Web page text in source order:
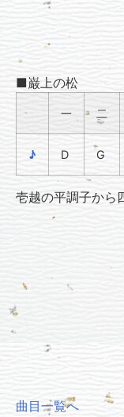
■巌上の松
一 二
♪ D G
壱越の平調子から
曲目一覧へ